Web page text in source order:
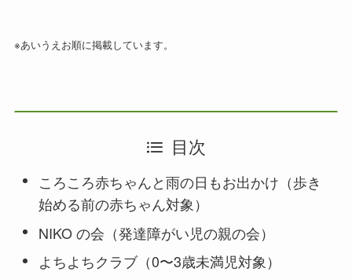
※あいうえお順に掲載しています。
目次
ころころ赤ちゃんと雨の日もお出かけ（歩き
始める前の赤ちゃん対象）
NIKO の会（発達障がい児の親の会）
よちよちクラブ（0〜3歳未満児対象）